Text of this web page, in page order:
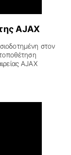
AJAX
στον
AJAX